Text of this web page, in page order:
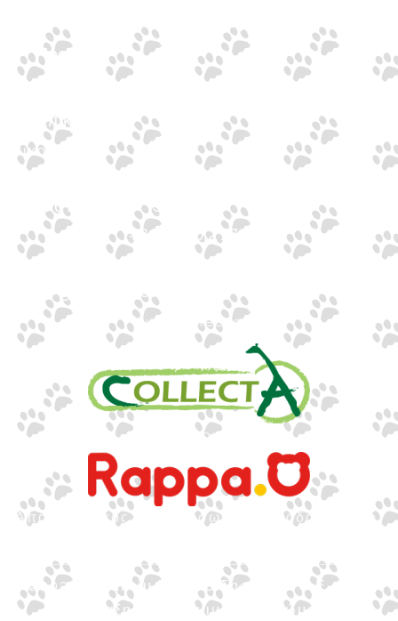
Προϊόντα
Επικοινωνία
Επικοινωνία
Θεσσαλονίκη · 54624
+30 2310 277104
+30 2310 551560
info@gounaridis.com
www.collecta.gr
www.rappa.gr
Αποκλειστικός Αντιπρόσωπος Ελλάδα, Κύπρο,
©2026.
Ιωακείμ Γουναρίδης & Σια Ο.Ε. – Με
επιφύλαξη κάθε νόμιμου δικαιώματος.